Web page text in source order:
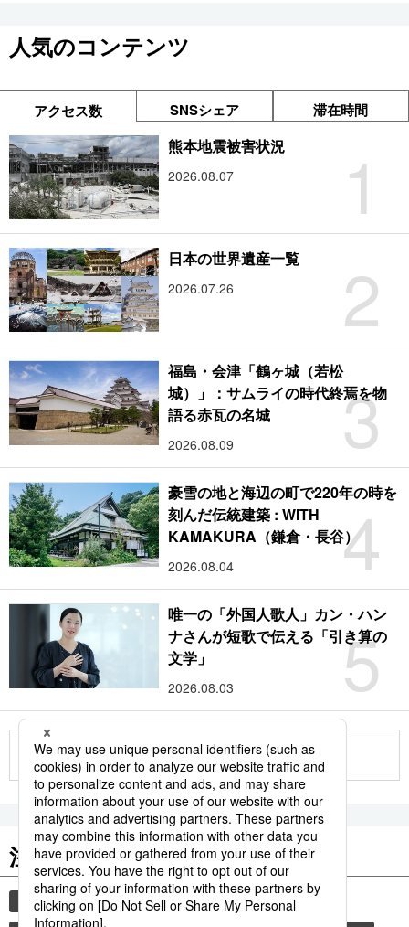
人気のコンテンツ
アクセス数 SNSシェア 滞在時間
1
熊本地震被害状況
2026.08.07
2
日本の世界遺産一覧
2026.07.26
3
福島・会津「鶴ヶ城（若松
城）」：サムライの時代終焉を物
語る赤瓦の名城
2026.08.09
4
豪雪の地と海辺の町で220年の時を
刻んだ伝統建築 : WITH
KAMAKURA（鎌倉・長谷）
2026.08.04
5
唯一の「外国人歌人」カン・ハン
ナさんが短歌で伝える「引き算の
文学」
2026.08.03
もっと見る
注目のキーワード
共同通信ニュース 時事通信ニュース
和食